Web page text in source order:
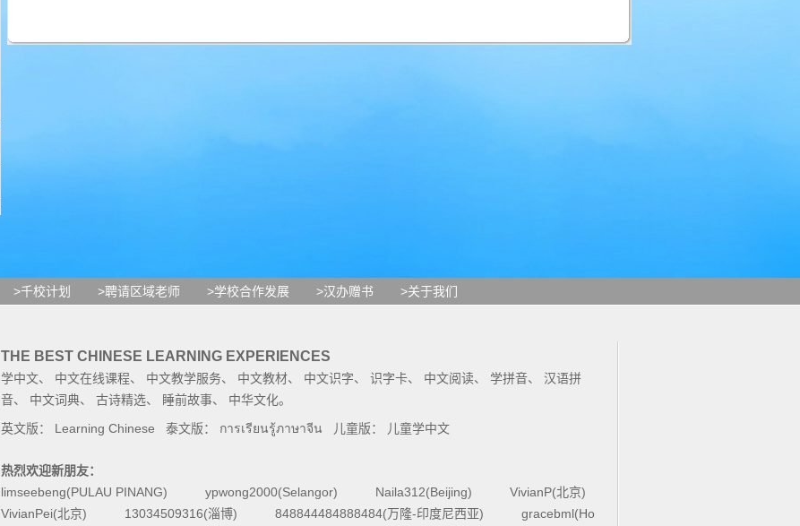
>千校计划 >聘请区域老师 >学校合作发展 >汉办赠书 >关于我们
THE BEST CHINESE LEARNING EXPERIENCES
学中文、 中文在线课程、 中文教学服务、 中文教材、 中文识字、 识字卡、 中文阅读、 学拼音、 汉语拼
音、 中文词典、 古诗精选、 睡前故事、 中华文化。
英文版： Learning Chinese 泰文版： การเรียนรู้ภาษาจีน 儿童版： 儿童学中文
热烈欢迎新朋友：
limseebeng(PULAU PINANG)
ypwong2000(Selangor) Naila312(Beijing)
VivianP(北京)
VivianPei(北京)
13034509316(淄博) 848844484888484(万隆-印度尼西亚) gracebml(Ho